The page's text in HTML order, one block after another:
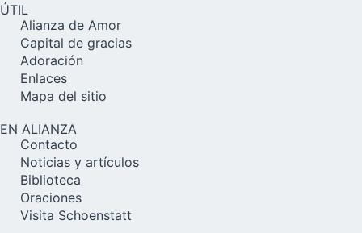
ÚTIL
Alianza de Amor
Capital de gracias
Adoración
Enlaces
Mapa del sitio
EN ALIANZA
Contacto
Noticias y artículos
Biblioteca
Oraciones
Visita Schoenstatt